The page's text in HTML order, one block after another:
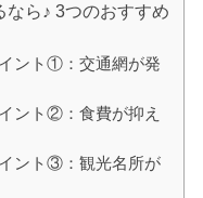
ら♪ 3つのおすすめ
ント①：交通網が発
ント②：食費が抑え
ント③：観光名所が